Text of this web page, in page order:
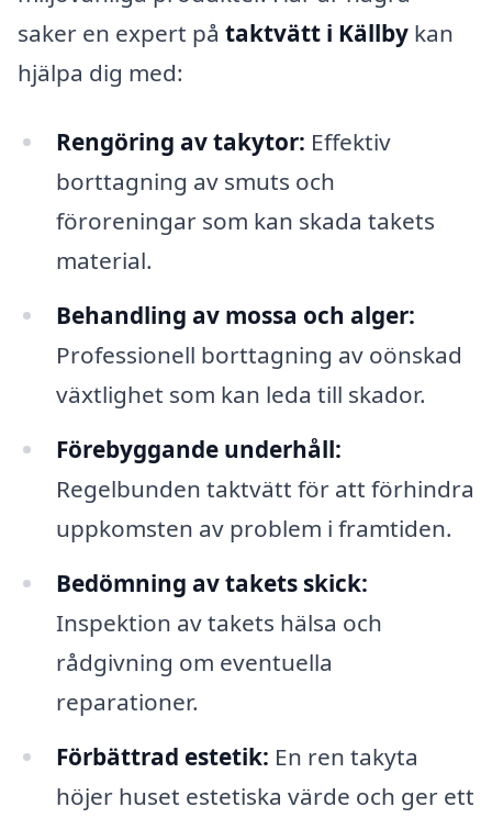
saker en expert på taktvätt i Källby kan
hjälpa dig med:
Rengöring av takytor: Effektiv
borttagning av smuts och
föroreningar som kan skada takets
material.
Behandling av mossa och alger:
Professionell borttagning av oönskad
växtlighet som kan leda till skador.
Förebyggande underhåll:
Regelbunden taktvätt för att förhindra
uppkomsten av problem i framtiden.
Bedömning av takets skick:
Inspektion av takets hälsa och
rådgivning om eventuella
reparationer.
Förbättrad estetik: En ren takyta
höjer huset estetiska värde och ger ett